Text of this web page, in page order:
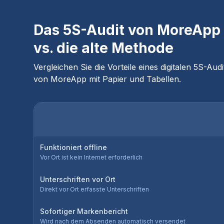
Das 5S-Audit von MoreApp
vs. die alte Methode
Vergleichen Sie die Vorteile eines digitalen 5S-
von MoreApp mit Papier und Tabellen.
Funktioniert offline
Vor Ort ist kein Internet erforderlich
Unterschriften vor Ort
Direkt vor Ort erfasste Unterschriften
Sofortiger Markenbericht
Wird nach dem Absenden automatisch versendet